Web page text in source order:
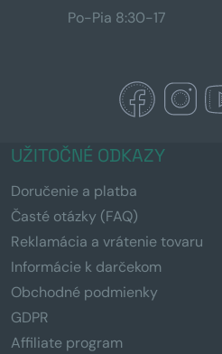
Po-Pia 8:30-17
UŽITOČNÉ ODKAZY
Doručenie a platba
Časté otázky (FAQ)
Reklamácia a vrátenie tovaru
Informácie k darčekom
Obchodné podmienky
GDPR
Affiliate program